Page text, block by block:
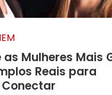
as Mulheres Mais
Reais para